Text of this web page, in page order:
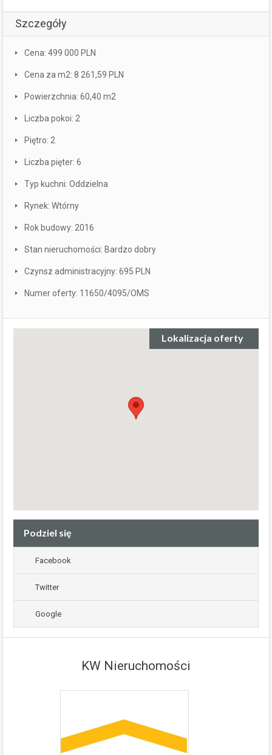
Szczegóły
Cena: 499 000 PLN
Cena za m2: 8 261,59 PLN
Powierzchnia: 60,40 m2
Liczba pokoi: 2
Piętro: 2
Liczba pięter: 6
Typ kuchni: Oddzielna
Rynek: Wtórny
Rok budowy: 2016
Stan nieruchomości: Bardzo dobry
Czynsz administracyjny: 695 PLN
Numer oferty: 11650/4095/OMS
Lokalizacja oferty
Podziel się
Facebook
Twitter
Google
KW Nieruchomości